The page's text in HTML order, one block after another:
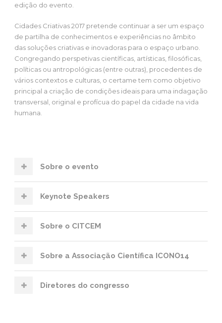
edição do evento.
Cidades Criativas 2017 pretende continuar a ser um espaço
de partilha de conhecimentos e experiências no âmbito
das soluções criativas e inovadoras para o espaço urbano.
Congregando perspetivas científicas, artísticas, filosóficas,
políticas ou antropológicas (entre outras), procedentes de
vários contextos e culturas, o certame tem como objetivo
principal a criação de condições ideais para uma indagação
transversal, original e profícua do papel da cidade na vida
humana.
Sobre o evento
Keynote Speakers
Sobre o CITCEM
Sobre a Associação Científica ICONO14
Diretores do congresso